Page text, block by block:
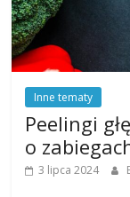
Inne tematy
Peelingi
o
3 lipca 2024